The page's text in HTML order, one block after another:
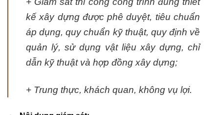
kế xây dựng được phê duyệt, tiêu chuẩn
áp dụng, quy chuẩn kỹ thuật, quy định về
quản lý, sử dụng vật liệu xây dựng, chỉ
dẫn kỹ thuật và hợp đồng xây dựng;
+ Trung thực, khách quan, không vụ lợi.